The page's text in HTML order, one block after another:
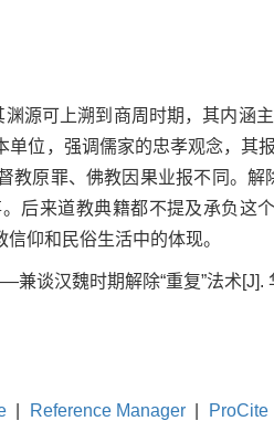
源可上溯到商周时期，其内涵
位，强调儒家的忠孝观念，其
教原罪、佛教因果业报不同。
后来道教典籍都不提及承负这
仰和民俗生活中的体现。
谈汉魏时期解除“重复”法术[J].
Reference Manager ProCite